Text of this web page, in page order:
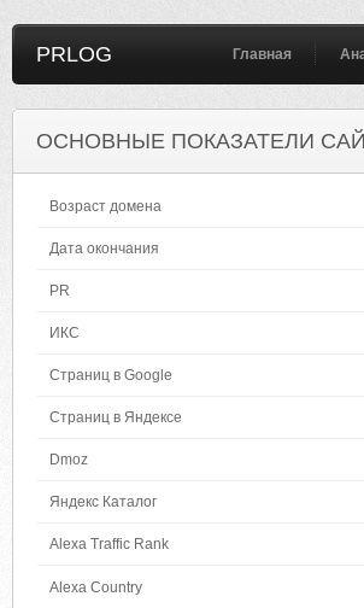
PRLOG Главная
ОСНОВНЫЕ ПОКАЗАТЕЛИ
Возраст домена
Дата окончания
PR
ИКС
Страниц в Google
Страниц в Яндексе
Dmoz
Яндекс Каталог
Alexa Traffic Rank
Alexa Country